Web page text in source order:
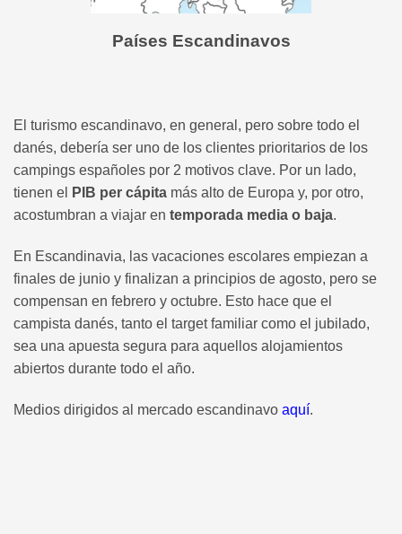
Países Escandinavos
El turismo escandinavo, en general, pero sobre todo el
danés, debería ser uno de los clientes prioritarios de los
campings españoles por 2 motivos clave. Por un lado,
tienen el
PIB per cápita más alto de Europa y, por otro,
acostumbran a viajar en temporada media o baja.
En Escandinavia, las vacaciones escolares empiezan a
finales de junio y finalizan a principios de agosto, pero se
compensan en febrero y octubre. Esto hace que el
campista danés, tanto el target familiar como el jubilado,
sea una apuesta segura para aquellos alojamientos
abiertos durante todo el año.
Medios dirigidos al mercado escandinavo aquí.